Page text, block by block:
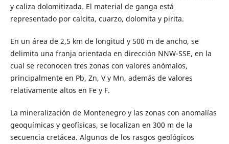
y caliza dolomitizada. El material de ganga está
representado por calcita, cuarzo, dolomita y pirita.
En un área de 2,5 km de longitud y 500 m de ancho, se
delimita una franja orientada en dirección NNW-SSE, en la
cual se reconocen tres zonas con valores anómalos,
principalmente en Pb, Zn, V y Mn, además de valores
relativamente altos en Fe y F.
La mineralización de Montenegro y las zonas con anomalías
geoquímicas y geofísicas, se localizan en 300 m de la
secuencia cretácea. Algunos de los rasgos geológicos